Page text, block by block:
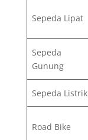
Sepeda Lipat
Sepeda
Gunung
Sepeda Listrik
Road Bike